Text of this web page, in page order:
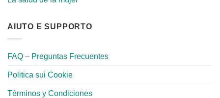
AIUTO E SUPPORTO
FAQ – Preguntas Frecuentes
Politica sui Cookie
Términos y Condiciones